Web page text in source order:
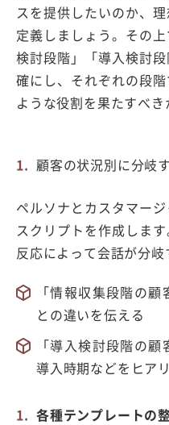
スを提供したいのか、
定義しましょう。その
検討段階」「導入検討
確にし、それぞれの段
ような役割を果たすべき
顧客の状況別に分岐
ペルソナとカスタマー
スクリプトを作成します
反応によって会話が分岐
「情報収集段階の
との違いを伝える
「導入検討段階の
導入時期などをヒア
各種テンプレートの